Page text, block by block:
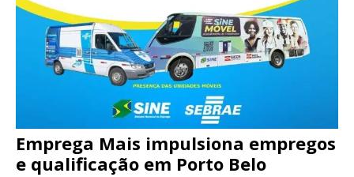
Emprega Mais impulsiona empregos
e qualificação em Porto Belo